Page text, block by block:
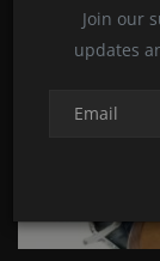
Join our
updates